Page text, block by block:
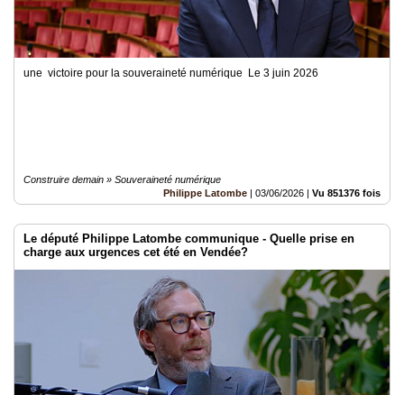
une victoire pour la souveraineté numérique Le 3 juin 2026
Construire demain » Souveraineté numérique
Philippe Latombe | 03/06/2026 | Vu 851376 fois
Le député Philippe Latombe communique - Quelle prise en
charge aux urgences cet été en Vendée?